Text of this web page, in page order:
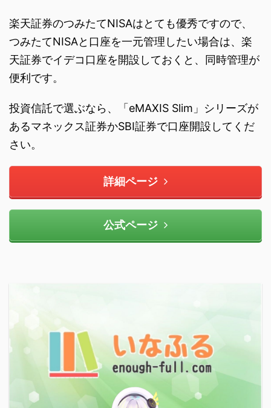
楽天証券のつみたてNISAはとても優秀ですので、
つみたてNISAと口座を一元管理したい場合は、楽
天証券でイデコ口座を開設しておくと、同時管理が
便利です。
投資信託で選ぶなら、「eMAXIS Slim」シリーズが
あるマネックス証券かSBI証券で口座開設してくだ
さい。
詳細ページ
公式ページ